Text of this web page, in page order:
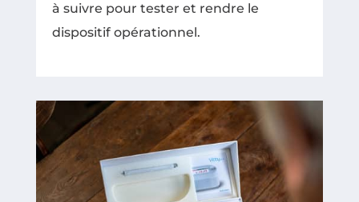
à suivre pour tester et rendre le
dispositif opérationnel.